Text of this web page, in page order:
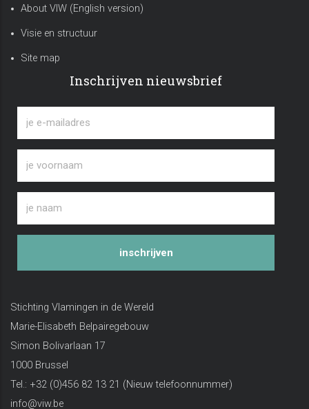
About VIW (English version)
Visie en structuur
Site map
Inschrijven nieuwsbrief
inschrijven
Stichting Vlamingen in de Wereld
Marie-Elisabeth Belpairegebouw
Simon Bolivarlaan 17
1000 Brussel
Tel.: +32 (0)456 82 13 21 (Nieuw telefoonnummer)
info@viw.be